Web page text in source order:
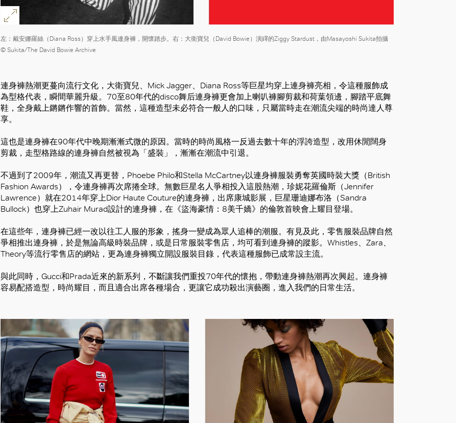
左：戴安娜羅絲（Diana Ross）穿上水手風連身褲，開懷踏步。右：大衛寶兒（David Bowie）演繹的Ziggy Stardust，由Masayoshi Sukita拍攝
© Sukita/The David Bowie Archive
連身褲熱潮更蔓向流行文化，大衛寶兒、Mick Jagger、Diana Ross等巨星均穿上連身褲亮相，令這種服飾成
為型格代表，瞬間華麗升級。70至80年代的disco舞后連身褲更會加上喇叭褲腳剪裁和荷葉領邊，腳踏平底舞
鞋，全身戴上鏘鏘作響的首飾。當然，這種造型未必符合一般人的口味，只屬當時走在潮流尖端的時尚達人尊
享。
這也是連身褲在90年代中晚期漸漸式微的原因。當時的時尚風格一反過去數十年的浮誇造型，改用休閒闊身
剪裁，走型格路線的連身褲自然被視為「盛裝」，漸漸在潮流中引退。
不過到了2009年，潮流又再更替，Phoebe Philo和Stella McCartney以連身褲服裝勇奪英國時裝大獎（British
Fashion Awards），令連身褲再次席捲全球。無數巨星名人爭相投入這股熱潮，珍妮花羅倫斯（Jennifer
Lawrence）就在2014年穿上Dior Haute Couture的連身褲，出席康城影展，巨星珊迪娜布洛（Sandra
Bullock）也穿上Zuhair Murad設計的連身褲，在《盜海豪情：8美千嬌》的倫敦首映會上耀目登場。
在這些年，連身褲已經一改以往工人服的形象，搖身一變成為眾人追棒的潮服。有見及此，零售服裝品牌自然
爭相推出連身褲，於是無論高級時裝品牌，或是日常服裝零售店，均可看到連身褲的蹤影。Whistles、Zara、
Theory等流行零售店的網站，更為連身褲獨立開設服裝目錄，代表這種服飾已成常設主流。
與此同時，Gucci和Prada近來的新系列，不斷讓我們重投70年代的懷抱，帶動連身褲熱潮再次興起。連身褲
容易配搭造型，時尚耀目，而且適合出席各種場合，更讓它成功殺出演藝圈，進入我們的日常生活。